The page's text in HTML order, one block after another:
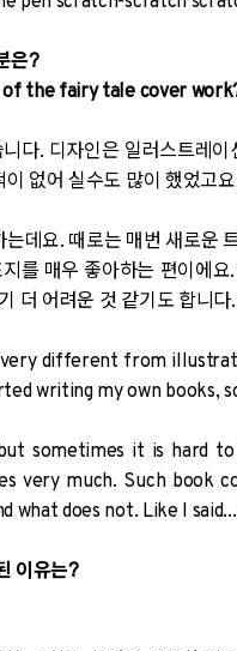
은?
the fairy tale cover
다. 디자인은 일러스트레
없어 실수도 많이 했었고
데요. 때로는 매번 새로운
를 매우 좋아하는 편이에
더 어려운 것 같기도 합니
different from
writing my own books,
sometimes it is hard
very much. Such book
what does not. Like I
이유는?